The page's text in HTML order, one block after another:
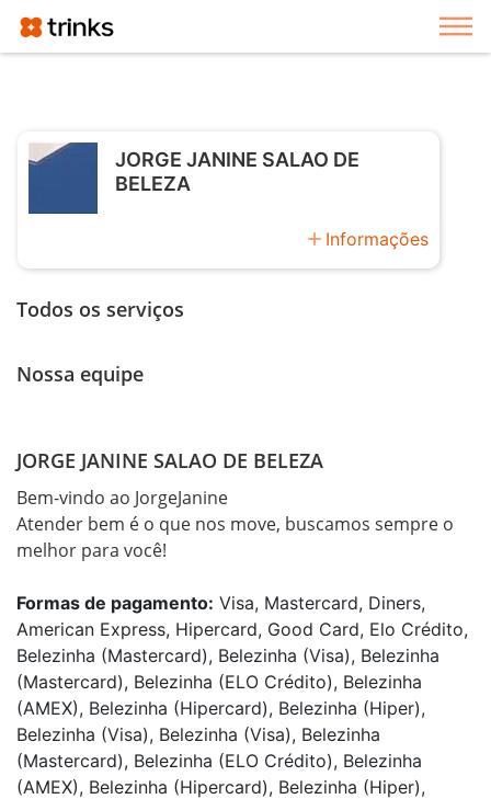
JORGE JANINE SALAO DE
BELEZA
add Informações
Todos os serviços
Nossa equipe
JORGE JANINE SALAO DE BELEZA
Bem-vindo ao JorgeJanine
Atender bem é o que nos move, buscamos sempre o
Formas de pagamento: Visa, Mastercard, Diners,
American Express, Hipercard, Good Card, Elo Crédito,
Belezinha (Mastercard), Belezinha (Visa), Belezinha
(Mastercard), Belezinha (ELO Crédito), Belezinha
(AMEX), Belezinha (Hipercard), Belezinha (Hiper),
Belezinha (Visa), Belezinha (Visa), Belezinha
(Mastercard), Belezinha (ELO Crédito), Belezinha
(AMEX), Belezinha (Hipercard), Belezinha (Hiper),